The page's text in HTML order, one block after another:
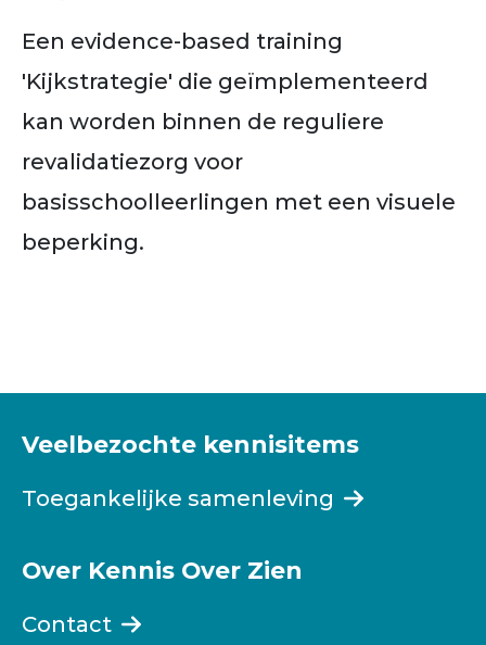
Een evidence-based training
'Kijkstrategie' die geïmplementeerd
kan worden binnen de reguliere
revalidatiezorg voor
basisschoolleerlingen met een visuele
beperking.
Veelbezochte kennisitems
Toegankelijke samenleving
Over Kennis Over Zien
Contact